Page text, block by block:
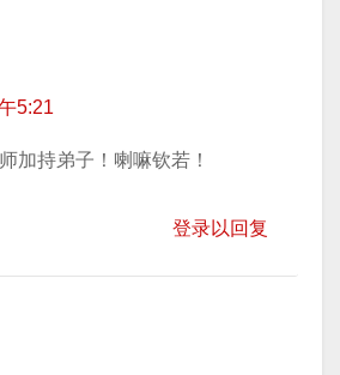
5:21
加持弟子！喇嘛钦若！
登录以回复